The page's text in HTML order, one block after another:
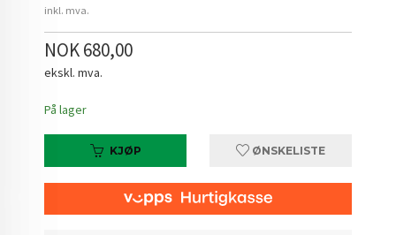
inkl. mva.
NOK 680,00
ekskl. mva.
På lager
KJØP ØNSKELISTE